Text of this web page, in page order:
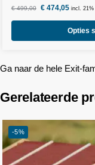
€499,00 €474,05 incl. 21%
Opties
Ga naar de hele Exit-
Gerelateerde
-5%